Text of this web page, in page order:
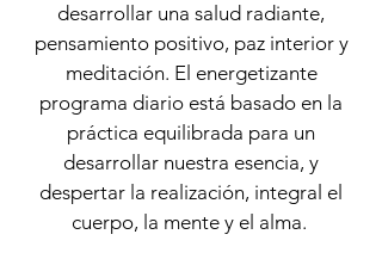
desarrollar una salud radiante,
pensamiento positivo, paz interior y
meditación. El energetizante
programa diario está basado en la
práctica equilibrada para un
desarrollar nuestra esencia, y
despertar la realización, integral el
cuerpo, la mente y el alma.